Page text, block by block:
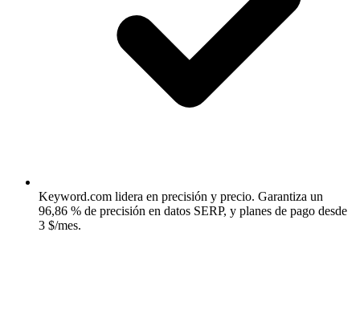
Keyword.com lidera en precisión y precio. Garantiza un
96,86 % de precisión en datos SERP, y planes de pago desde
3 $/mes.